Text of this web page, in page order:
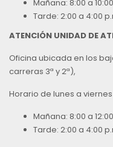
Mañana: 8:00 a
Tarde: 2:00 a 4:00
ATENCIÓN UNIDAD DE
Oficina ubicada en los
carreras 3ª y 2ª),
Horario de lunes a viernes
Mañana: 8:00 a
Tarde: 2:00 a 4:00